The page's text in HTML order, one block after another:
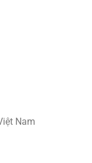
Nam